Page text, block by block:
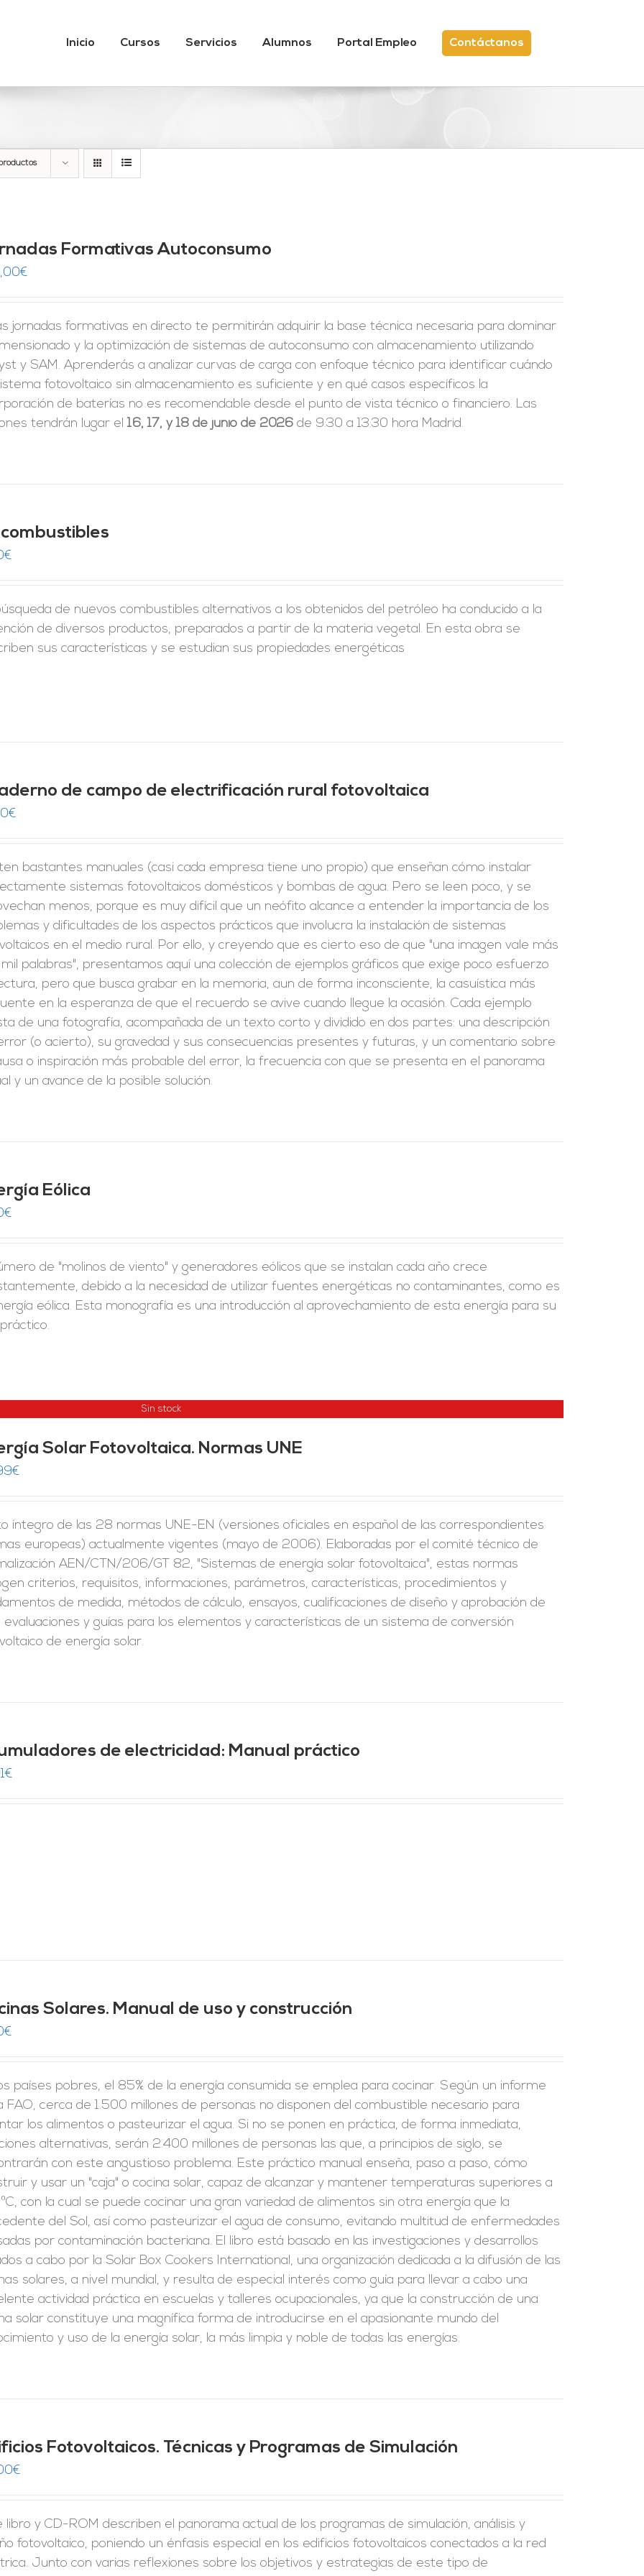
Inicio Cursos Servicios Alumnos Portal Empleo Contáctanos
Formativas Autoconsumo
€
jornadas formativas en directo te permitirán adquirir la base técnica necesaria para dominar
y la optimización de sistemas de autoconsumo con almacenamiento utilizando
y SAM. Aprenderás a analizar curvas de carga con enfoque técnico para identificar cuándo
fotovoltaico sin almacenamiento es suficiente y en qué casos específicos la
de baterías no es recomendable desde el punto de vista técnico o financiero. Las
tendrán lugar el16, 17, y 18 de junio de 2026 de 9:30 a 13:30 hora Madrid.
€
de nuevos combustibles alternativos a los obtenidos del petróleo ha conducido a la
de diversos productos, preparados a partir de la materia vegetal. En esta obra se
sus características y se estudian sus propiedades energéticas
de campo de electrificación rural fotovoltaica
€
bastantes manuales (casi cada empresa tiene uno propio) que enseñan cómo instalar
sistemas fotovoltaicos domésticos y bombas de agua. Pero se leen poco, y se
menos, porque es muy difícil que un neófito alcance a entender la importancia de los
y dificultades de los aspectos prácticos que involucra la instalación de sistemas
en el medio rural. Por ello, y creyendo que es cierto eso de que "una imagen vale más
palabras", presentamos aquí una colección de ejemplos gráficos que exige poco esfuerzo
pero que busca grabar en la memoria, aun de forma inconsciente, la casuística más
en la esperanza de que el recuerdo se avive cuando llegue la ocasión. Cada ejemplo
de una fotografía, acompañada de un texto corto y dividido en dos partes: una descripción
(o acierto), su gravedad y sus consecuencias presentes y futuras, y un comentario sobre
o inspiración más probable del error, la frecuencia con que se presenta en el panorama
y un avance de la posible solución.
Eólica
€
de "molinos de viento" y generadores eólicos que se instalan cada año crece
debido a la necesidad de utilizar fuentes energéticas no contaminantes, como es
eólica. Esta monografía es una introducción al aprovechamiento de esta energía para su
Sin stock
Solar Fotovoltaica. Normas UNE
€
íntegro de las 28 normas UNE-EN (versiones oficiales en español de las correspondientes
europeas) actualmente vigentes (mayo de 2006). Elaboradas por el comité técnico de
AEN/CTN/206/GT 82, "Sistemas de energía solar fotovoltaica", estas normas
criterios, requisitos, informaciones, parámetros, características, procedimientos y
de medida, métodos de cálculo, ensayos, cualificaciones de diseño y aprobación de
evaluaciones y guías para los elementos y características de un sistema de conversión
de energía solar.
de electricidad: Manual práctico
€
Solares. Manual de uso y construcción
€
países pobres, el 85% de la energía consumida se emplea para cocinar. Según un informe
FAO, cerca de 1.500 millones de personas no disponen del combustible necesario para
los alimentos o pasteurizar el agua. Si no se ponen en práctica, de forma inmediata,
alternativas, serán 2.400 millones de personas las que, a principios de siglo, se
con este angustioso problema. Este práctico manual enseña, paso a paso, cómo
y usar un "caja" o cocina solar, capaz de alcanzar y mantener temperaturas superiores a
con la cual se puede cocinar una gran variedad de alimentos sin otra energía que la
del Sol, así como pasteurizar el agua de consumo, evitando multitud de enfermedades
por contaminación bacteriana. El libro está basado en las investigaciones y desarrollos
a cabo por la Solar Box Cookers International, una organización dedicada a la difusión de las
solares, a nivel mundial, y resulta de especial interés como guía para llevar a cabo una
actividad práctica en escuelas y talleres ocupacionales, ya que la construcción de una
solar constituye una magnífica forma de introducirse en el apasionante mundo del
y uso de la energía solar, la más limpia y noble de todas las energías.
Fotovoltaicos. Técnicas y Programas de Simulación
€
libro y CD-ROM describen el panorama actual de los programas de simulación, análisis y
fotovoltaico, poniendo un énfasis especial en los edificios fotovoltaicos conectados a la red
Junto con varias reflexiones sobre los objetivos y estrategias de este tipo de